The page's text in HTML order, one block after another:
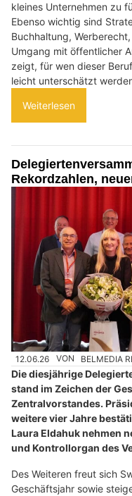
kleines Unternehmen zu
Ebenso wichtig sind
Buchhaltung,
Umgang mit öffentlicher
zeigt, für wen dieser
leicht unterschätzt
Weiterlesen
Rekordzahlen,
12.06.26 VON BELMEDIA
Die diesjährige
stand im Zeichen der
Zentralvorstandes.
weitere vier Jahre
Laura Eldahuk nehmen
und Kontrollorgan des
Des Weiteren freut sich
Geschäftsjahr sowie